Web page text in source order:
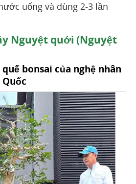
uống và dùng 2-3 lần
Nguyệt quới (Nguyệt
bonsai của nghệ nhân